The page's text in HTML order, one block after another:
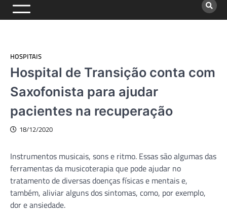
HOSPITAIS
Hospital de Transição conta com
Saxofonista para ajudar
pacientes na recuperação
18/12/2020
Instrumentos musicais, sons e ritmo. Essas são algumas das
ferramentas da musicoterapia que pode ajudar no
tratamento de diversas doenças físicas e mentais e,
também, aliviar alguns dos sintomas, como, por exemplo,
dor e ansiedade.